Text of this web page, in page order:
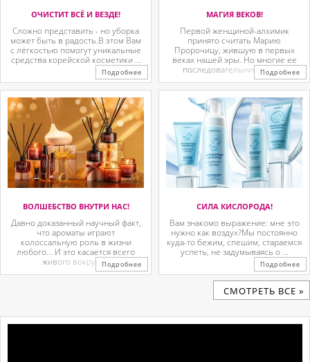
ОЧИСТИТ ВСЁ И ВЕЗДЕ!
Сложно представить - но уборка
может быть в радость.В этом Вам
с лёгкостью помогут уникальные
средства корейской косметики ...
Подробнее
МАГИЯ ВЕКОВ!
Первой женщиной-алхимик
принято считать Марию
Пророчицу, жившую в первых
веках нашей эры. Но многие ее
последовательницы так ...
Подробнее
ВОЛШЕБСТВО ВНУТРИ НАС!
Давно доказанный научный факт,
что ароматы играют
колоссальную роль в жизни
любого… И это касается всего
живого вокруг. ...Подробнее
СИЛА КИСЛОРОДА!
Вам знакомо выражение: мне это
нужно как воздух?Мы постоянно
куда-то бежим, спешим, стараемся
успеть, не задумываясь о ...
Подробнее
CМОТРЕТЬ ВСЕ »